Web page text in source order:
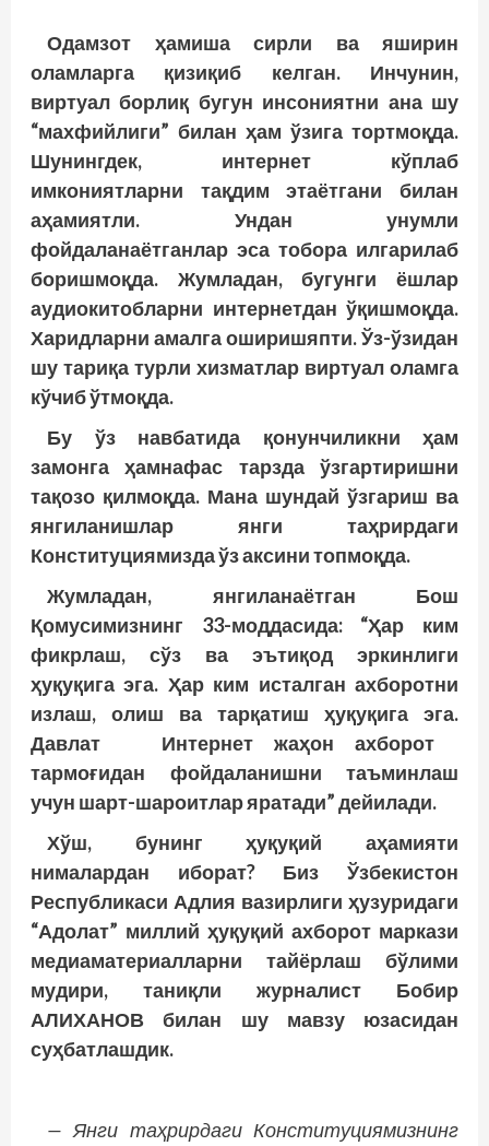
Одамзот ҳамиша сирли ва яширин
оламларга қизиқиб келган. Инчунин,
виртуал борлиқ бугун инсониятни ана шу
“махфийлиги” билан ҳам ўзига тортмоқда.
Шунингдек, интернет кўп­лаб
имкониятларни тақдим этаётгани билан
аҳамиятли. Ундан унумли
фойдаланаётганлар эса тобора илгарилаб
боришмоқда. Жумладан, бугунги ёшлар
аудиокитобларни интернетдан ўқишмоқда.
Харидларни амалга оширишяпти. Ўз-ўзидан
шу тариқа турли хизматлар виртуал оламга
кўчиб ўтмоқда.
Бу ўз навбатида қонунчиликни ҳам
замонга ҳамнафас тарзда ўзгартиришни
тақозо қилмоқда. Мана шундай ўзгариш ва
янгиланишлар янги таҳрирдаги
Конституциямизда ўз аксини топмоқда.
Жумладан, янгиланаётган Бош
Қомусимизнинг 33-моддасида: “Ҳар ким
фикрлаш, сўз ва эътиқод эркинлиги
ҳуқуқига эга. Ҳар ким исталган ахборотни
излаш, олиш ва тарқатиш ҳуқуқига эга.
Давлат Интернет жаҳон ахборот
тармоғидан фойдаланишни таъминлаш
учун шарт-шароитлар яратади” дейилади.
Хўш, бунинг ҳуқуқий аҳамияти
нималардан иборат? Биз Ўзбекистон
Республикаси Адлия вазирлиги ҳузуридаги
“Адолат” миллий ҳуқуқий ахборот маркази
медиаматериалларни тайёрлаш бўлими
мудири, таниқли журналист Бобир
АЛИХАНОВ билан шу мавзу юзасидан
суҳбатлашдик.
— Янги таҳрирдаги Конституциямизнинг